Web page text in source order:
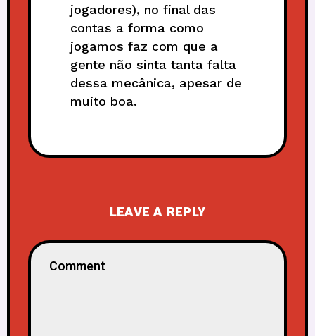
jogadores), no final das
contas a forma como
jogamos faz com que a
gente não sinta tanta falta
dessa mecânica, apesar de
muito boa.
LEAVE A REPLY